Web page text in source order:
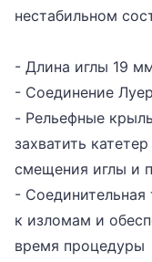
нестабильном
- Длина иглы 19
- Соединение
- Рельефные
захватить
смещения иглы и
-
к изломам и
время процедуры